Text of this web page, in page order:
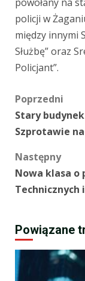
policji w
między innymi
Służbę” oraz
Policjant”.
Zobacz
wpisy
Poprzedni
Stary
Szprotawie
Następny
Nowa klasa o
Technicznych
Powiązane